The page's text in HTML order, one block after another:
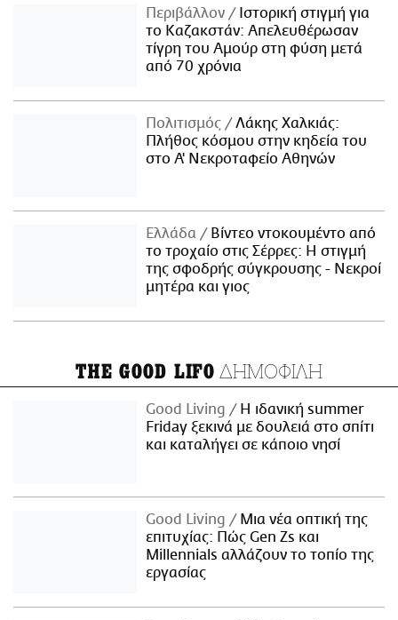
Περιβάλλον
Ιστορική στιγμή για
το Καζακστάν: Απελευθέρωσαν
τίγρη του Αμούρ στη φύση μετά
από 70 χρόνια
Πολιτισμός
Λάκης Χαλκιάς:
Πλήθος κόσμου στην κηδεία του
στο Α' Νεκροταφείο Αθηνών
Ελλάδα
Βίντεο ντοκουμέντο από
το τροχαίο στις Σέρρες: Η στιγμή
της σφοδρής σύγκρουσης - Νεκροί
μητέρα και γιος
THE GOOD LIFO ΔΗΜΟΦΙΛΗ
Good Living
Η ιδανική summer
Friday ξεκινά με δουλειά στο σπίτι
και καταλήγει σε κάποιο νησί
Good Living
Μια νέα οπτική της
επιτυχίας: Πώς Gen Zs και
Millennials αλλάζουν το τοπίο της
εργασίας